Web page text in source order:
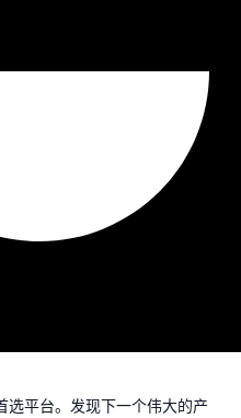
选平台。发现下一个伟大的产